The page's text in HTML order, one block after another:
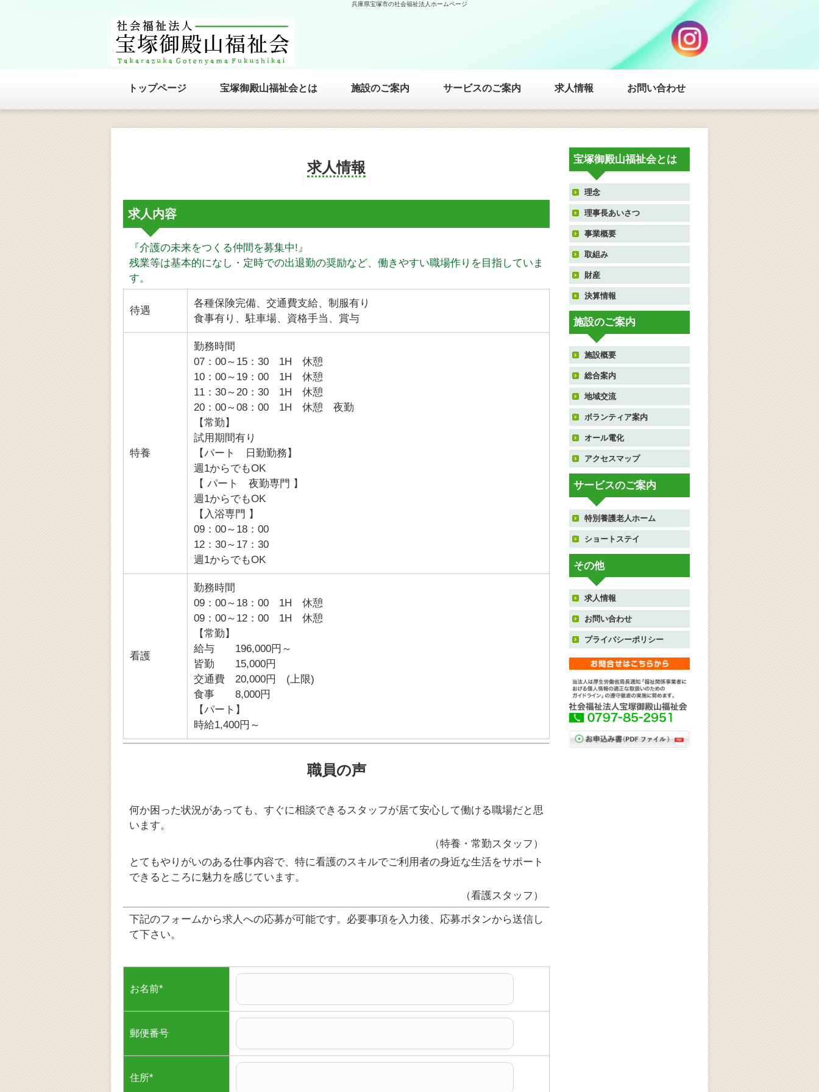
兵庫県宝塚市の社会福祉法人ホームページ
トップページ 宝塚御殿山福祉会とは 施設のご案内 サービスのご案内 求人情報 お問い合わせ
求人情報
求人内容
『介護の未来をつくる仲間を募集中!』
残業等は基本的になし・定時での出退勤の奨励など、働きやすい職場作りを目指していま
す。
待遇
各種保険完備、交通費支給、制服有り
食事有り、駐車場、資格手当、賞与
特養
勤務時間
07：00～15：30 1H 休憩
10：00～19：00 1H 休憩
11：30～20：30 1H 休憩
20：00～08：00 1H 休憩 夜勤
【常勤】
試用期間有り
【パート 日勤勤務】
週1からでもOK
【 パート 夜勤専門 】
週1からでもOK
【入浴専門 】
09：00～18：00
12：30～17：30
週1からでもOK
看護
勤務時間
09：00～18：00 1H 休憩
09：00～12：00 1H 休憩
【常勤】
給与 196,000円～
皆勤 15,000円
交通費 20,000円 (上限)
食事 8,000円
【パート】
時給1,400円～
職員の声
何か困った状況があっても、すぐに相談できるスタッフが居て安心して働ける職場だと思
います。
（特養・常勤スタッフ）
とてもやりがいのある仕事内容で、特に看護のスキルでご利用者の身近な生活をサポート
できるところに魅力を感じています。
（看護スタッフ）
下記のフォームから求人への応募が可能です。必要事項を入力後、応募ボタンから送信し
て下さい。
お名前*
郵便番号
住所*
宝塚御殿山福祉会とは
理念
理事長あいさつ
事業概要
取組み
財産
決算情報
施設のご案内
施設概要
総合案内
地域交流
ボランティア案内
オール電化
アクセスマップ
サービスのご案内
特別養護老人ホーム
ショートステイ
その他
求人情報
お問い合わせ
プライバシーポリシー